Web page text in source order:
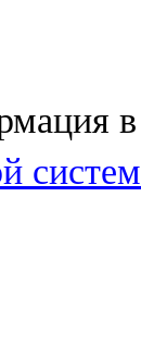
в